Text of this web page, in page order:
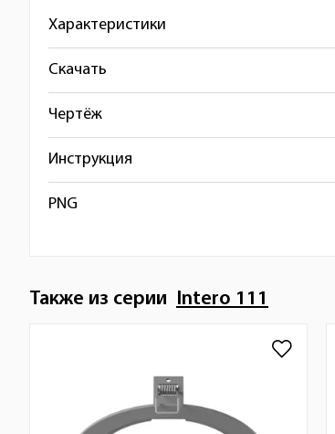
Характеристики
Скачать
Чертёж
Инструкция
PNG
Также из серии Intero 111